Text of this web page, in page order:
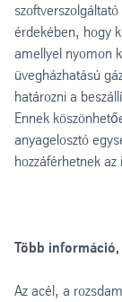
érdekében, hogy
amellyel nyomon
üvegházhatású
határozni a
Ennek
anyagelosztó
hozzáférhetnek
Több
Az acél, a